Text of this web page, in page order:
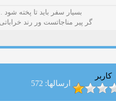
بسیار سفر باید تا پخته
گر پیر مناجاتست ور رند
کاربر
ارسالها: 572